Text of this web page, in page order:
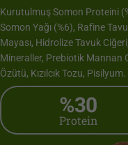
Kurutulmuş Somon Proteini
Somon Yağı (%6), Rafine
Mayası, Hidrolize Tavuk
Mineraller, Prebiotik Mannan
Özütü, Kızılcık Tozu, Pisilyum.
%30
Protein